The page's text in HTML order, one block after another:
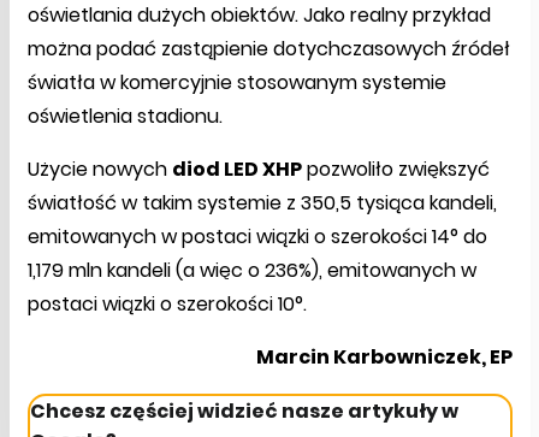
oświetlania dużych obiektów. Jako realny przykład
można podać zastąpienie dotychczasowych źródeł
światła w komercyjnie stosowanym systemie
oświetlenia stadionu.
Użycie nowych diod LED XHPpozwoliło zwiększyć
światłość w takim systemie z 350,5 tysiąca kandeli,
emitowanych w postaci wiązki o szerokości 14° do
1,179 mln kandeli (a więc o 236%), emitowanych w
postaci wiązki o szerokości 10°.
Marcin Karbowniczek, EP
Chcesz częściej widzieć nasze artykuły w